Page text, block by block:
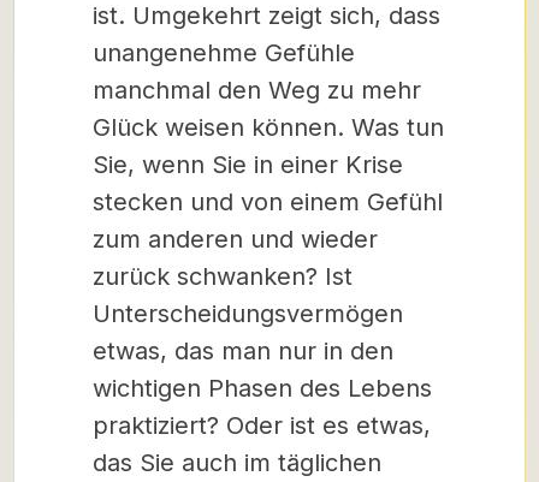
ist. Umgekehrt zeigt sich, dass
unangenehme Gefühle
manchmal den Weg zu mehr
Glück weisen können. Was tun
Sie, wenn Sie in einer Krise
stecken und von einem Gefühl
zum anderen und wieder
zurück schwanken? Ist
Unterscheidungsvermögen
etwas, das man nur in den
wichtigen Phasen des Lebens
praktiziert? Oder ist es etwas,
das Sie auch im täglichen